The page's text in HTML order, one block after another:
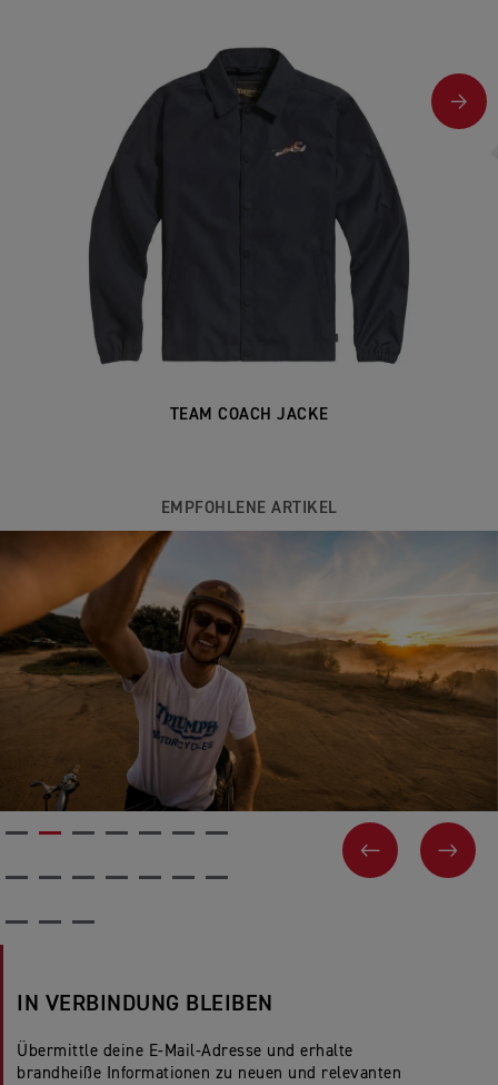
TEAM COACH JACKE
EMPFOHLENE ARTIKEL
VORHERIGES
IN VERBINDUNG BLEIBEN
Übermittle deine E-Mail-Adresse und erhalte
brandheiße Informationen zu neuen und relevanten